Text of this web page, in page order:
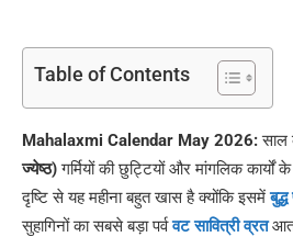
Table of Contents
Mahalaxmi Calendar May 2026:साल
ज्येष्ठ)गर्मियों की छुट्टियों और मांगलिक कार्यों
दृष्टि से यह महीना बहुत खास है क्योंकि इसमेंबुद्ध
सुहागिनों का सबसे बड़ा पर्ववट सावित्री व्रत